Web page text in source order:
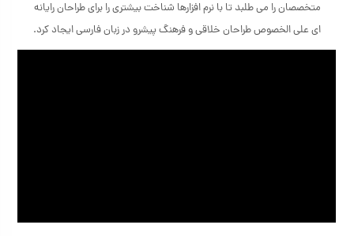
متخصصان را می طلبد تا با نرم افزارها شناخت بیشتری را برای طراحان رایانه
ای علی الخصوص طراحان خلاقی و فرهنگ پیشرو در زبان فارسی ایجاد کرد.